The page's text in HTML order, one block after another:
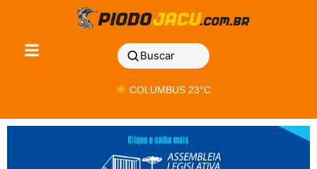
Buscar
COLUMBUS 23°C